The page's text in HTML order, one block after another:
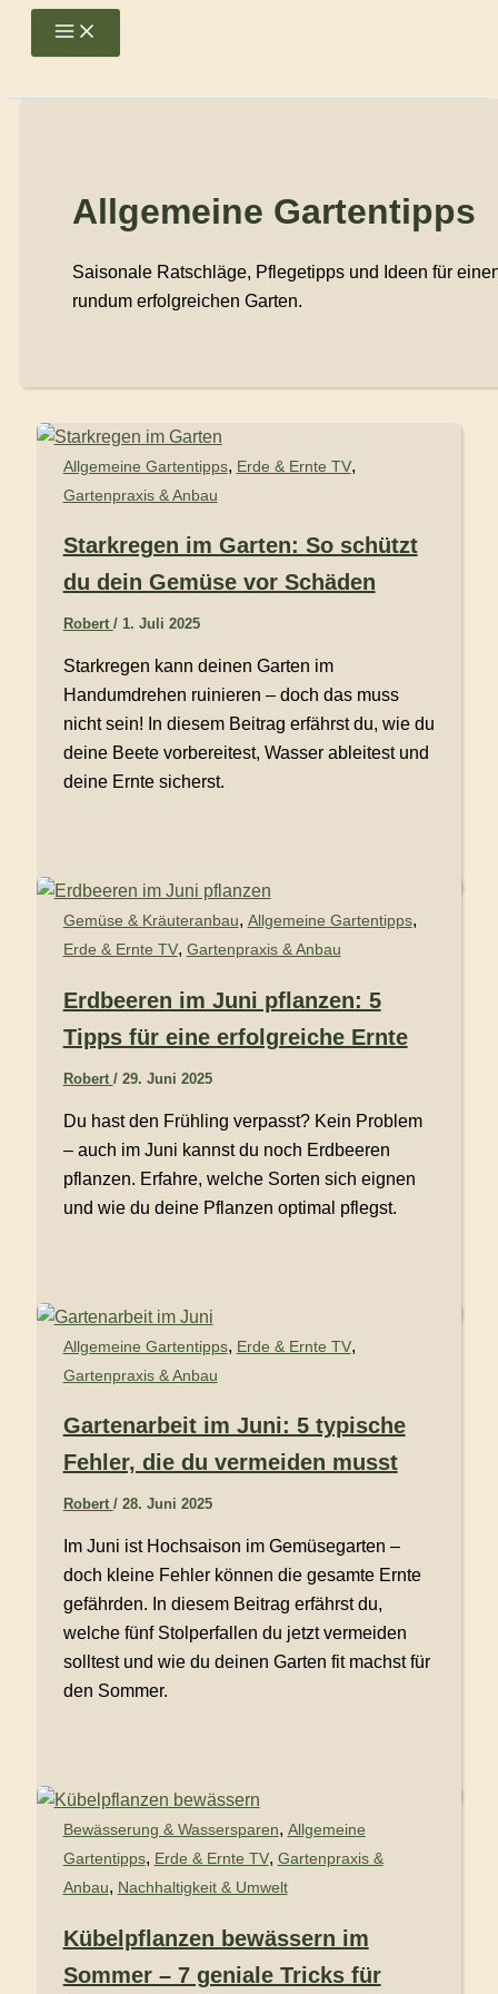
Inhalt
Main
Allgemeine Gartentipps
Saisonale Ratschläge, Pflegetipps und Ideen für
rundum erfolgreichen Garten.
Allgemeine Gartentipps, Erde & Ernte TV,
Gartenpraxis & Anbau
Starkregen im Garten: So schützt
du dein Gemüse vor Schäden
Robert / 1. Juli 2025
Starkregen kann deinen Garten im
Handumdrehen ruinieren – doch das muss
nicht sein! In diesem Beitrag erfährst du, wie du
deine Beete vorbereitest, Wasser ableitest und
deine Ernte sicherst.
Gemüse & Kräuteranbau, Allgemeine Gartentipps,
Erde & Ernte TV, Gartenpraxis & Anbau
Erdbeeren im Juni pflanzen: 5
Tipps für eine erfolgreiche Ernte
Robert / 29. Juni 2025
Du hast den Frühling verpasst? Kein Problem
– auch im Juni kannst du noch Erdbeeren
pflanzen. Erfahre, welche Sorten sich eignen
und wie du deine Pflanzen optimal pflegst.
Allgemeine Gartentipps, Erde & Ernte TV,
Gartenpraxis & Anbau
Gartenarbeit im Juni: 5 typische
Fehler, die du vermeiden musst
Robert / 28. Juni 2025
Im Juni ist Hochsaison im Gemüsegarten –
doch kleine Fehler können die gesamte Ernte
gefährden. In diesem Beitrag erfährst du,
welche fünf Stolperfallen du jetzt vermeiden
solltest und wie du deinen Garten fit machst für
den Sommer.
Bewässerung & Wassersparen, Allgemeine
Gartentipps, Erde & Ernte TV, Gartenpraxis &
Anbau, Nachhaltigkeit & Umwelt
Kübelpflanzen bewässern im
Sommer – 7 geniale Tricks für